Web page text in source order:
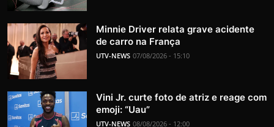
Minnie Driver relata grave acidente
de carro na França
UTV-NEWS 07/08/2026 - 15:10
Vini Jr. curte foto de atriz e reage com
emoji: “Uau”
UTV-NEWS 08/08/2026 - 12:00